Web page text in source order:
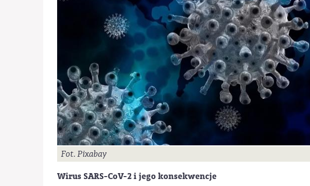
Fot. Pixabay
Wirus SARS-CoV-2 i jego konsekwencje